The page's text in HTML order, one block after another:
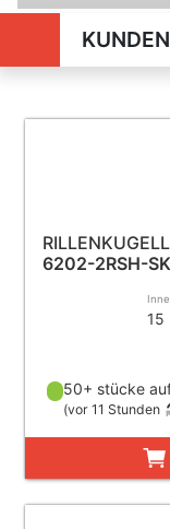
6202-2RSH-
15
50+ stücke
(vor 11 Stunden